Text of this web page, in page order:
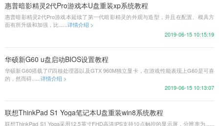
惠普暗影精灵2代Pro游戏本U盘重装xp系统教程
惠普暗影精灵2代Pro游戏本延续了第一代暗影精灵的外观与造型，并且在配置、模具方
面有所升级和加强，比......详情介绍 >
2019-06-15 10:15:19
华硕新G60 u盘启动BIOS设置教程
华硕新G60搭载了i7四核处理器以及GTX 960M独立显卡，在游戏性能表现上G60是可喜
的，然而碍...... 详情介绍 >
2019-06-15 10:13:07
联想ThinkPad S1 Yoga笔记本U盘重装win8系统教程
联想ThinkPad S1 Yoga采用12.5英寸FHD高清IPS支持10点触控的显示屏，分辨率为......